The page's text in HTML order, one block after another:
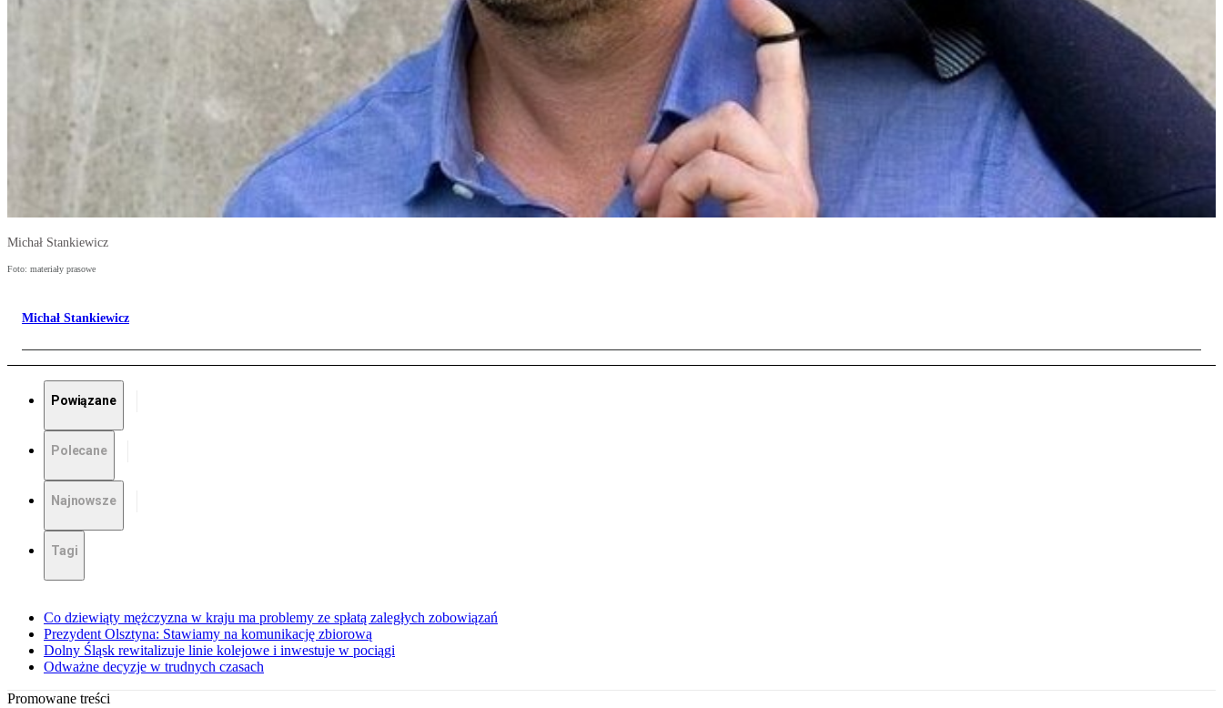
Michał Stankiewicz
Foto: materiały prasowe
Michał Stankiewicz
Powiązane
Polecane
Najnowsze
Tagi
Co dziewiąty mężczyzna w kraju ma problemy ze spłatą zaległych zobowiązań
Prezydent Olsztyna: Stawiamy na komunikację zbiorową
Dolny Śląsk rewitalizuje linie kolejowe i inwestuje w pociągi
Odważne decyzje w trudnych czasach
Promowane treści